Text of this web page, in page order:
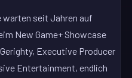
seit Jahren auf
New Game+ Showcase
Executive Producer
Entertainment, endlich